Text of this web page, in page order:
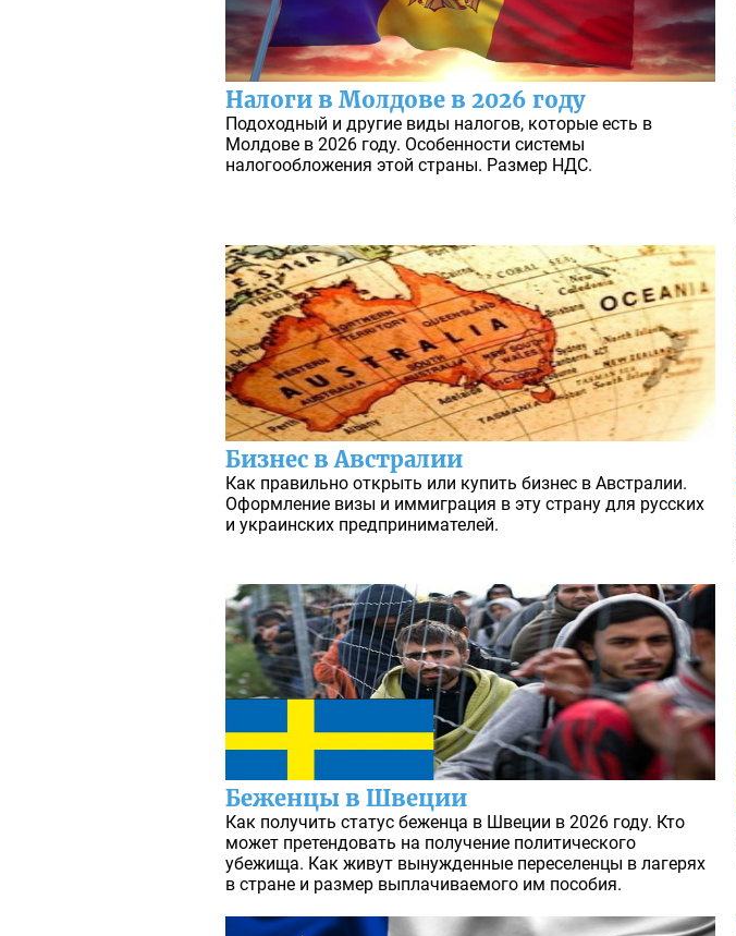
Налоги в Молдове в 2026 году
Подоходный и другие виды налогов, которые есть в
Молдове в 2026 году. Особенности системы
налогообложения этой страны. Размер НДС.
Бизнес в Австралии
Как правильно открыть или купить бизнес в Австралии.
Оформление визы и иммиграция в эту страну для русских
и украинских предпринимателей.
Беженцы в Швеции
Как получить статус беженца в Швеции в 2026 году. Кто
может претендовать на получение политического
убежища. Как живут вынужденные переселенцы в лагерях
в стране и размер выплачиваемого им пособия.